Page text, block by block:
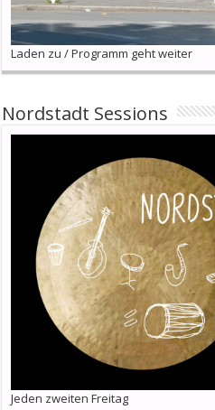
Laden zu / Programm geht weiter
Nordstadt Sessions
Jeden zweiten Freitag